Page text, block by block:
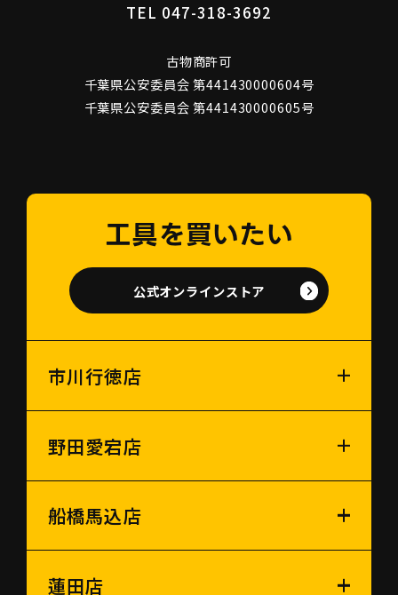
TEL 047-318-3692
古物商許可
千葉県公安委員会 第441430000604号
千葉県公安委員会 第441430000605号
工具を買いたい
公式オンラインストア
市川行徳店
野田愛宕店
船橋馬込店
蓮田店